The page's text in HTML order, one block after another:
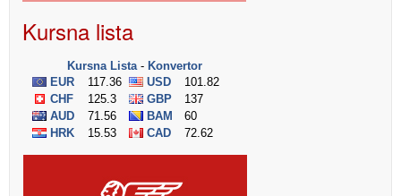
Kursna lista